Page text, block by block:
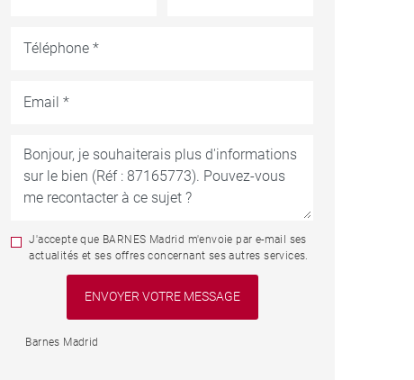
J'accepte que BARNES Madrid m'envoie par e-mail ses
actualités et ses offres concernant ses autres services.
Barnes Madrid